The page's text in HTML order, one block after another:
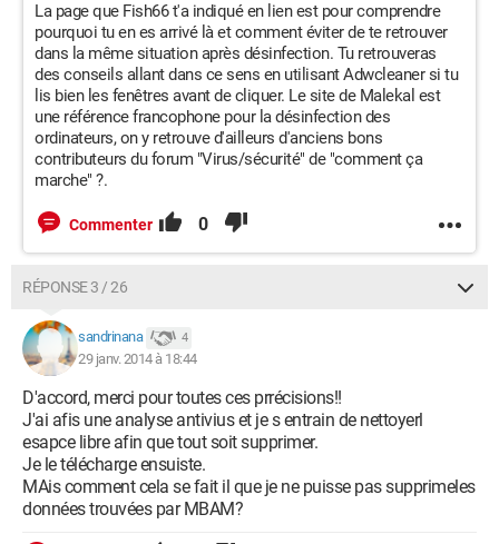
La page que Fish66 t'a indiqué en lien est pour comprendre
pourquoi tu en es arrivé là et comment éviter de te retrouver
dans la même situation après désinfection. Tu retrouveras
des conseils allant dans ce sens en utilisant Adwcleaner si tu
lis bien les fenêtres avant de cliquer. Le site de Malekal est
une référence francophone pour la désinfection des
ordinateurs, on y retrouve d'ailleurs d'anciens bons
contributeurs du forum "Virus/sécurité" de "comment ça
marche" ?.
Commenter 0
RÉPONSE 3 / 26
sandrinana 4
29 janv. 2014 à 18:44
D'accord, merci pour toutes ces prrécisions!!
J'ai afis une analyse antivius et je s entrain de nettoyerl
esapce libre afin que tout soit supprimer.
Je le télécharge ensuiste.
MAis comment cela se fait il que je ne puisse pas supprimeles
données trouvées par MBAM?